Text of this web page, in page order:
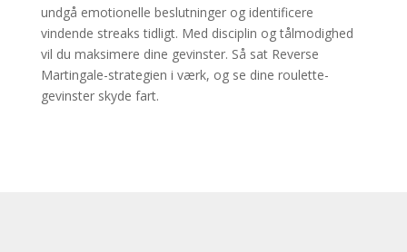
undgå emotionelle beslutninger og identificere
vindende streaks tidligt. Med disciplin og tålmodighed
vil du maksimere dine gevinster. Så sat Reverse
Martingale-strategien i værk, og se dine roulette-
gevinster skyde fart.